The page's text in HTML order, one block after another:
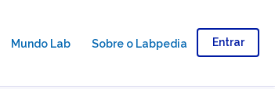
Mundo Lab Sobre o Labpedia Entrar